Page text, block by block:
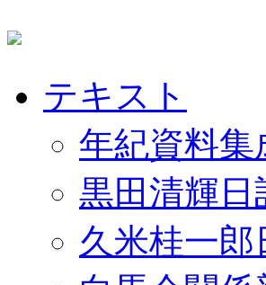
テキスト
年紀資料集
黒田清輝日
久米桂一郎